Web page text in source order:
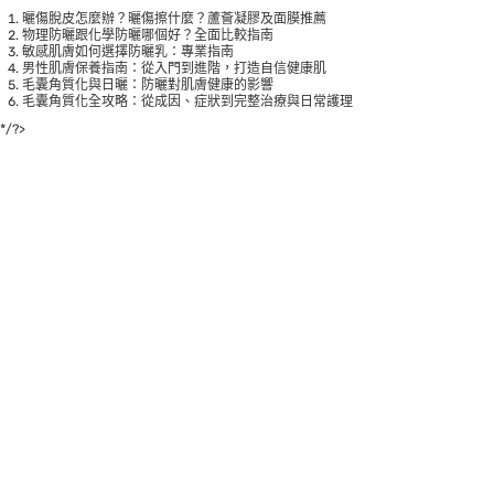
曬傷脫皮怎麼辦？曬傷擦什麼？蘆薈凝膠及面膜推薦
物理防曬跟化學防曬哪個好？全面比較指南
敏感肌膚如何選擇防曬乳：專業指南
男性肌膚保養指南：從入門到進階，打造自信健康肌
毛囊角質化與日曬：防曬對肌膚健康的影響
毛囊角質化全攻略：從成因、症狀到完整治療與日常護理
*/?>